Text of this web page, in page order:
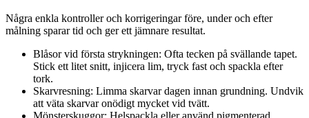
Några enkla kontroller och korrigeringar före, under och efter
målning sparar tid och ger ett jämnare resultat.
Blåsor vid första strykningen: Ofta tecken på svällande tapet.
Stick ett litet snitt, injicera lim, tryck fast och spackla efter
tork.
Skarvresning: Limma skarvar dagen innan grundning. Undvik
att väta skarvar onödigt mycket vid tvätt.
Mönsterskuggor: Helspackla eller använd pigmenterad